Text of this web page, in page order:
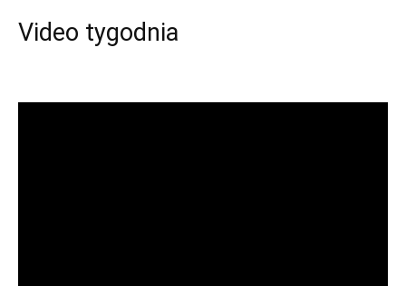
Video tygodnia